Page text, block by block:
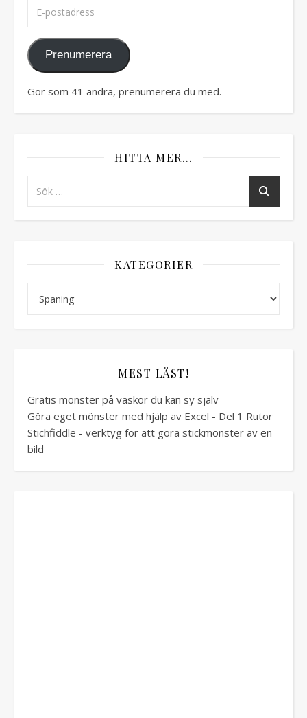
Prenumerera
Gör som 41 andra, prenumerera du med.
HITTA MER…
KATEGORIER
MEST LÄST!
Gratis mönster på väskor du kan sy själv
Göra eget mönster med hjälp av Excel - Del 1 Rutor
Stichfiddle - verktyg för att göra stickmönster av en
bild